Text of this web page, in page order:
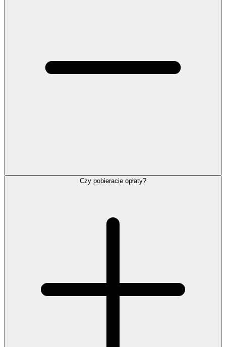
Czy pobieracie opłaty?